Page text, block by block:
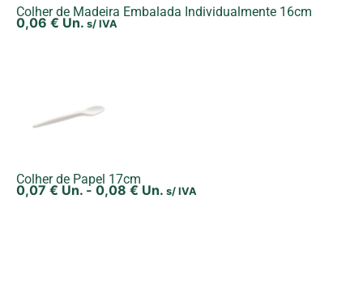
Colher de Madeira Embalada Individualmente 16cm
0,06 € Un. s/ IVA
Colher de Papel 17cm
0,07 € Un. - 0,08 € Un. s/ IVA